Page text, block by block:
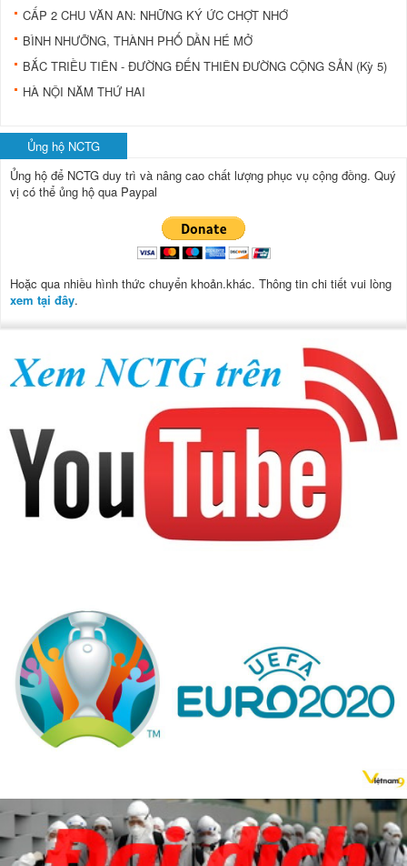
CẤP 2 CHU VĂN AN: NHỮNG KÝ ỨC CHỢT NHỚ
BÌNH NHƯỠNG, THÀNH PHỐ DẦN HÉ MỞ
BẮC TRIỀU TIÊN - ĐƯỜNG ĐẾN THIÊN ĐƯỜNG CỘNG SẢN (Kỳ 5)
HÀ NỘI NĂM THỨ HAI
Ủng hộ NCTG
Ủng hộ để NCTG duy trì và nâng cao chất lượng phục vụ cộng đồng. Quý
vị có thể ủng hộ qua Paypal
Hoặc qua nhiều hình thức chuyển khoản.khác. Thông tin chi tiết vui lòng
xem tại đây.